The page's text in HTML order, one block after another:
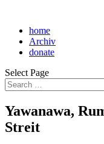
home
Archiv
donate
Select Page
Yawanawa,
Streit